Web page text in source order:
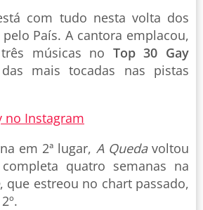
com tudo nesta volta dos
País. A cantora emplacou,
músicas no Top 30 Gay
mais tocadas nas pistas
no Instagram
em 2ª lugar, A Quedavoltou
quatro semanas na
, que estreou no chart passado,